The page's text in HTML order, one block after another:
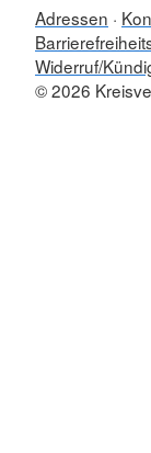
Adressen
Widerruf/
© 2026